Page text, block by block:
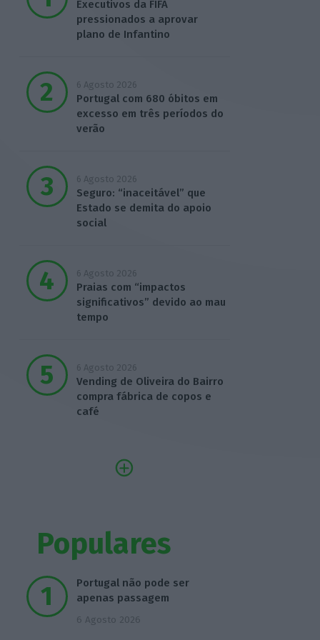
Executivos da FIFA
pressionados a aprovar
plano de Infantino
6 Agosto 2026
Portugal com 680 óbitos em
excesso em três períodos do
verão
6 Agosto 2026
Seguro: “inaceitável” que
Estado se demita do apoio
social
6 Agosto 2026
Praias com “impactos
significativos” devido ao mau
tempo
6 Agosto 2026
Vending de Oliveira do Bairro
compra fábrica de copos e
café
Populares
Portugal não pode ser
apenas passagem
6 Agosto 2026